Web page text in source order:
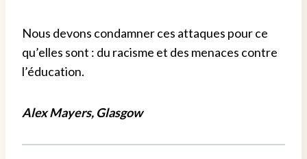
Nous devons condamner ces attaques pour ce
qu’elles sont : du racisme et des menaces contre
l’éducation.
Alex Mayers, Glasgow